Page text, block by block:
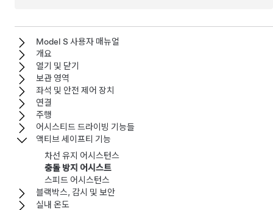
Model S 사용자 매뉴얼
개요
열기 및 닫기
보관 영역
좌석 및 안전 제어 장치
연결
주행
어시스티드 드라이빙 기능들
액티브 세이프티 기능
차선 유지 어시스턴스
충돌 방지 어시스트
스피드 어시스턴스
블랙박스, 감시 및 보안
실내 온도